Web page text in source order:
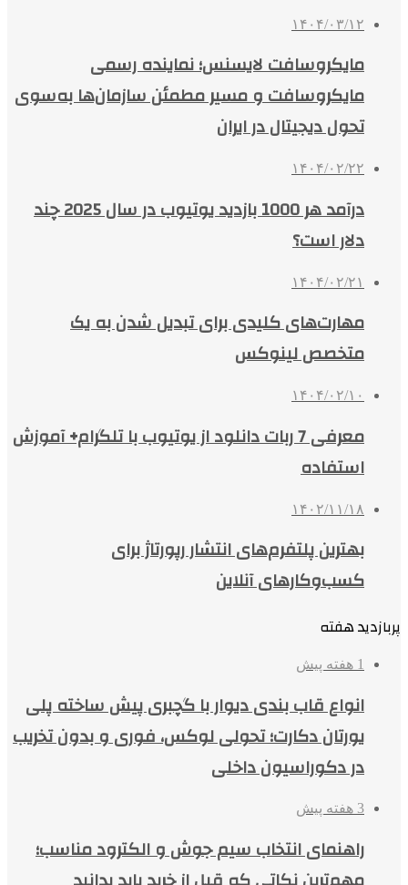
۱۴۰۴/۰۳/۱۲
مایکروسافت لایسنس؛ نماینده رسمی
مایکروسافت و مسیر مطمئن سازمان‌ها به‌سوی
تحول دیجیتال در ایران
۱۴۰۴/۰۲/۲۲
درآمد هر 1000 بازدید یوتیوب در سال 2025 چند
دلار است؟
۱۴۰۴/۰۲/۲۱
مهارت‌های کلیدی برای تبدیل شدن به یک
متخصص لینوکس
۱۴۰۴/۰۲/۱۰
معرفی 7 ربات دانلود از یوتیوب با تلگرام+ آموزش
استفاده
۱۴۰۲/۱۱/۱۸
بهترین پلتفرم‌های انتشار رپورتاژ برای
کسب‌وکارهای آنلاین
پربازدید هفته
1 هفته پیش
انواع قاب بندی دیوار با گچبری پیش ساخته پلی
یورتان دکارت؛ تحولی لوکس، فوری و بدون تخریب
در دکوراسیون داخلی
3 هفته پیش
راهنمای انتخاب سیم جوش و الکترود مناسب؛